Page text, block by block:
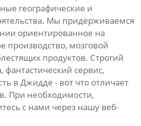
географические и
Мы придерживаемся
ориентированное на
производство, мозговой
продуктов. Строгий
фантастический сервис,
в Джидде - вот что отличает
При необходимости,
с нами через нашу веб-